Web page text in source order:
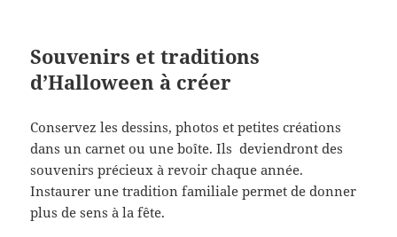
Souvenirs et traditions
d’Halloween à créer
Conservez les dessins, photos et petites créations
dans un carnet ou une boîte. Ils deviendront des
souvenirs précieux à revoir chaque année.
Instaurer une tradition familiale permet de donner
plus de sens à la fête.